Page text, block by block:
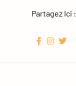
Partagez Ici :